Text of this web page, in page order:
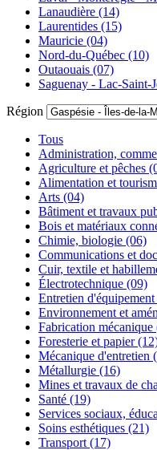
Lanaudière (14)
Laurentides (15)
Mauricie (04)
Nord-du-Québec (10)
Outaouais (07)
Saguenay - Lac-Saint-
Région
Tous
Administration,
Agriculture et pêches
Alimentation et
Arts (04)
Bâtiment et travaux
Bois et matériaux
Chimie, biologie (06)
Communications et
Cuir, textile et
Électrotechnique (09)
Entretien
Environnement et
Fabrication mécanique
Foresterie et papier
Mécanique d'entretien
Métallurgie (16)
Mines et travaux de
Santé (19)
Services sociaux,
Soins esthétiques (21)
Transport (17)